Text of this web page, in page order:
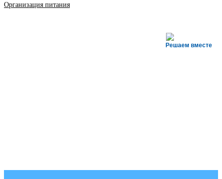
Организация питания
Решаем вместе